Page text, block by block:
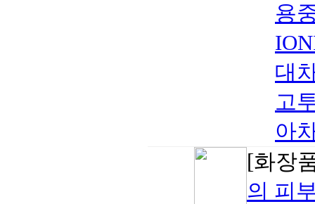
용
대
고
아
[화장
의 피